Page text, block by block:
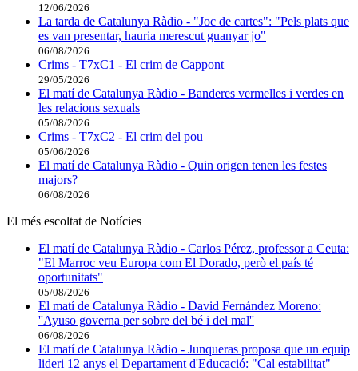
12/06/2026
La tarda de Catalunya Ràdio - "Joc de cartes": "Pels plats que
es van presentar, hauria merescut guanyar jo"
06/08/2026
Crims - T7xC1 - El crim de Cappont
29/05/2026
El matí de Catalunya Ràdio - Banderes vermelles i verdes en
les relacions sexuals
05/08/2026
Crims - T7xC2 - El crim del pou
05/06/2026
El matí de Catalunya Ràdio - Quin origen tenen les festes
majors?
06/08/2026
El més escoltat de Notícies
El matí de Catalunya Ràdio - Carlos Pérez, professor a Ceuta:
"El Marroc veu Europa com El Dorado, però el país té
oportunitats"
05/08/2026
El matí de Catalunya Ràdio - David Fernández Moreno:
''Ayuso governa per sobre del bé i del mal''
06/08/2026
El matí de Catalunya Ràdio - Junqueras proposa que un equip
lideri 12 anys el Departament d'Educació: "Cal estabilitat"